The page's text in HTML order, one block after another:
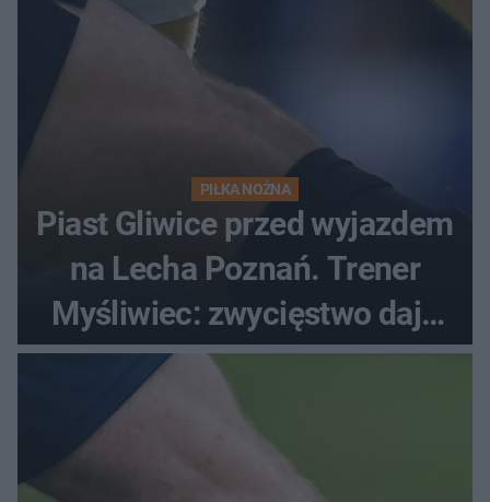
PIŁKA NOŻNA
Piast Gliwice przed wyjazdem
na Lecha Poznań. Trener
Myśliwiec: zwycięstwo daje
satysfakcję